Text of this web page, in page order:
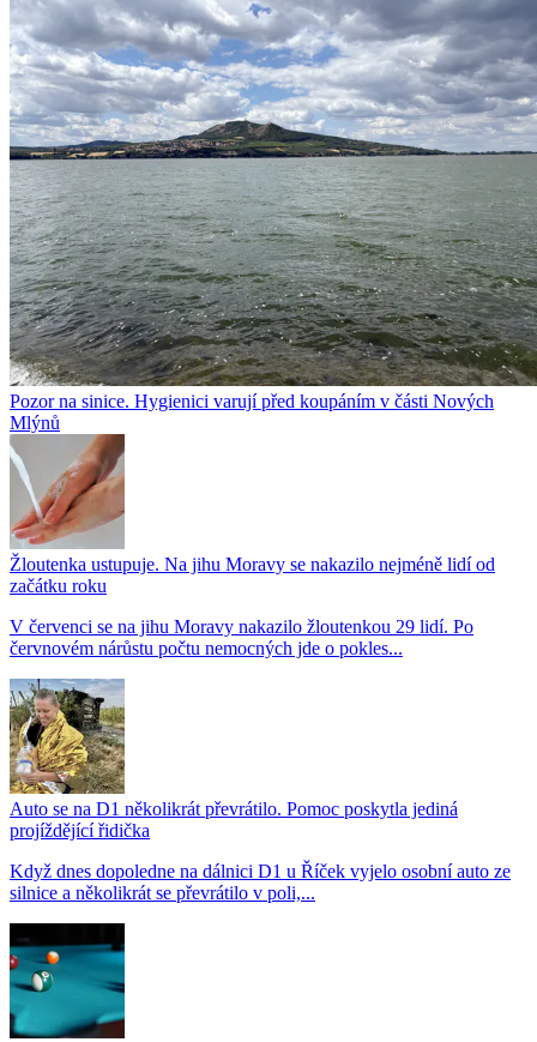
Pozor na sinice. Hygienici varují před koupáním v části Nových
Mlýnů
Žloutenka ustupuje. Na jihu Moravy se nakazilo nejméně lidí od
začátku roku
V červenci se na jihu Moravy nakazilo žloutenkou 29 lidí. Po
červnovém nárůstu počtu nemocných jde o pokles...
Auto se na D1 několikrát převrátilo. Pomoc poskytla jediná
projíždějící řidička
Když dnes dopoledne na dálnici D1 u Říček vyjelo osobní auto ze
silnice a několikrát se převrátilo v poli,...